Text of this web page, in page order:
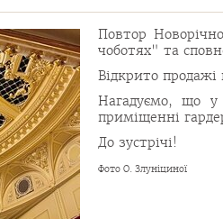
Повтор
чоботях" та
Відкрито продажі
Нагадуємо, що у
приміщенні
До зустрічі!
Фото О. Злуніциної